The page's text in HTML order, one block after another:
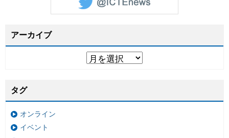
アーカイブ
タグ
オンライン
イベント